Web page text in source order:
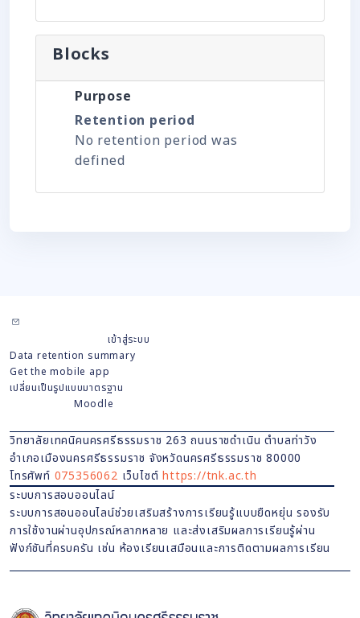
Blocks
Purpose
Retention period
No retention period was
defined
ท่านยังไม่ได้เข้าสู่ระบบ (เข้าสู่ระบบ
Data retention summary
Get the mobile app
เปลี่ยนเป็นรูปแบบมาตรฐาน
Moodle
ระบบการสอบออนไลน์
ระบบการสอนออนไลน์ช่วยเสริมสร้างการเรียนรู้แบบยืดหยุ่น รองรับ
การใช้งานผ่านอุปกรณ์หลากหลาย และส่งเสริมผลการเรียนรู้ผ่าน
ฟังก์ชันที่ครบครัน เช่น ห้องเรียนเสมือนและการติดตามผลการเรียน
วิทยาลัยเทคนิคนครศรีธรรมราช 263 ถนนราชดำเนิน ตำบลท่าวัง
อำเภอเมืองนครศรีธรรมราช จังหวัดนครศรีธรรมราช 80000
โทรศัพท์ 075356062 เว็บไซต์https://tnk.ac.th